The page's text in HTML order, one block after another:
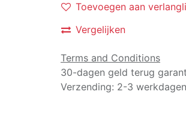
Toevoegen aan
Vergelijken
Terms and Conditions
30-dagen geld terug
Verzending: 2-3 werkdagen